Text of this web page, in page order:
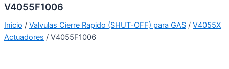
V4055F1006
Inicio / Valvulas Cierre Rapido (SHUT-OFF) para GAS / V4055X
Actuadores / V4055F1006